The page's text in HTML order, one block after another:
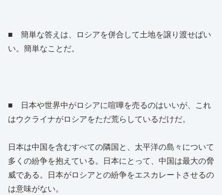
■ 簡単な答えは、ロシアを併合して土地を譲り渡せばい
い。簡単なことだ。
■ 日本や世界中がロシアに喧嘩を売るのはいいが、これ
はウクライナがロシアをただ荒らしているだけだ。
日本は中国を含むすべての隣国と、太平洋の島々について
多くの紛争を抱えている。日本にとって、中国は最大の脅
威である。日本がロシアとの紛争をエスカレートさせるの
は意味がない。